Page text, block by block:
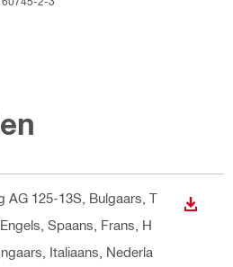
AG 125-13S , Bulgaars, T
Spaans, Frans, H
Italiaans, Nederla